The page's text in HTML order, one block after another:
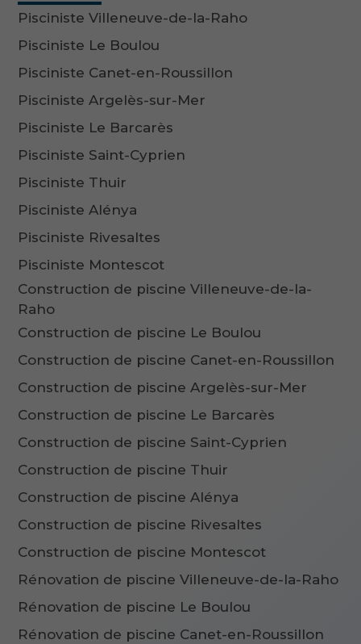
Pisciniste Villeneuve-de-la-Raho
Pisciniste Le Boulou
Pisciniste Canet-en-Roussillon
Pisciniste Argelès-sur-Mer
Pisciniste Le Barcarès
Pisciniste Saint-Cyprien
Pisciniste Thuir
Pisciniste Alénya
Pisciniste Rivesaltes
Pisciniste Montescot
Construction de piscine Villeneuve-de-la-
Raho
Construction de piscine Le Boulou
Construction de piscine Canet-en-Roussillon
Construction de piscine Argelès-sur-Mer
Construction de piscine Le Barcarès
Construction de piscine Saint-Cyprien
Construction de piscine Thuir
Construction de piscine Alénya
Construction de piscine Rivesaltes
Construction de piscine Montescot
Rénovation de piscine Villeneuve-de-la-Raho
Rénovation de piscine Le Boulou
Rénovation de piscine Canet-en-Roussillon